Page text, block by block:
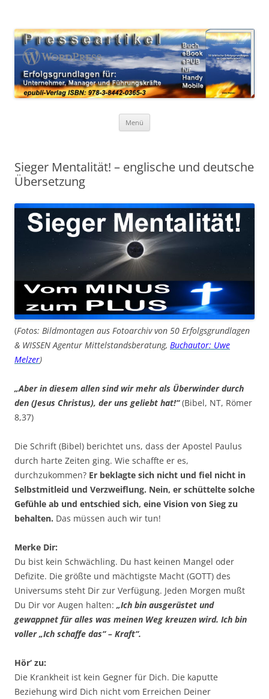
Erfolgsgrundlagen
Menü
Sieger Mentalität! – englische und deutsche
Übersetzung
(Fotos: Bildmontagen aus Fotoarchiv von 50 Erfolgsgrundlagen
& WISSEN Agentur Mittelstandsberatung, Buchautor: Uwe
Melzer)
„Aber in diesem allen sind wir mehr als Überwinder durch
den (Jesus Christus), der uns geliebt hat!“(Bibel, NT, Römer
8,37)
Die Schrift (Bibel) berichtet uns, dass der Apostel Paulus
durch harte Zeiten ging. Wie schaffte er es,
durchzukommen? Er beklagte sich nicht und fiel nicht in
Selbstmitleid und Verzweiflung. Nein, er schüttelte solche
Gefühle ab und entschied sich, eine Vision von Sieg zu
behalten. Das müssen auch wir tun!
Merke Dir:
Du bist kein Schwächling. Du hast keinen Mangel oder
Defizite. Die größte und mächtigste Macht (GOTT) des
Universums steht Dir zur Verfügung. Jeden Morgen mußt
Du Dir vor Augen halten: „Ich bin ausgerüstet und
gewappnet für alles was meinen Weg kreuzen wird. Ich bin
voller „Ich schaffe das“ – Kraft“.
Hör‘ zu:
Die Krankheit ist kein Gegner für Dich. Die kaputte
Beziehung wird Dich nicht vom Erreichen Deiner